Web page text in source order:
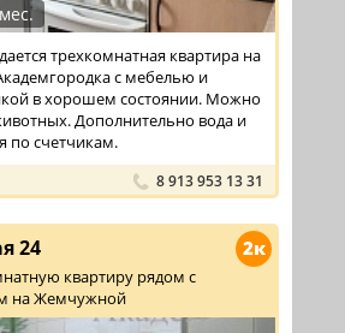
трехкомнатная квартира на
с мебелью и
в хорошем состоянии. Можно
Дополнительно вода и
по счетчикам.
8 913 953 13 31
2к
24
квартиру рядом с
на Жемчужной